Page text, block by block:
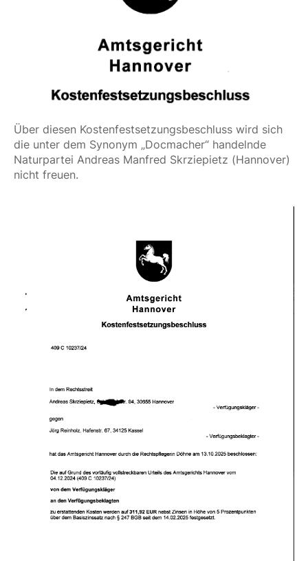
Über diesen Kostenfestsetzungsbeschluss wird sich
die unter dem Synonym „Docmacher“ handelnde
Naturpartei Andreas Manfred Skrziepietz (Hannover)
nicht freuen.